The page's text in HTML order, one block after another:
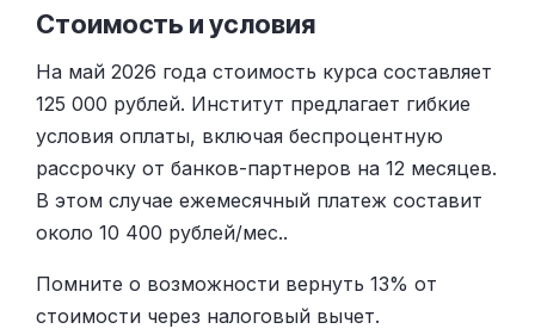
Стоимость и условия
На май 2026 года стоимость курса составляет
125 000 рублей. Институт предлагает гибкие
условия оплаты, включая беспроцентную
рассрочку от банков-партнеров на 12 месяцев.
В этом случае ежемесячный платеж составит
около 10 400 рублей/мес..
Помните о возможности вернуть 13% от
стоимости через налоговый вычет.